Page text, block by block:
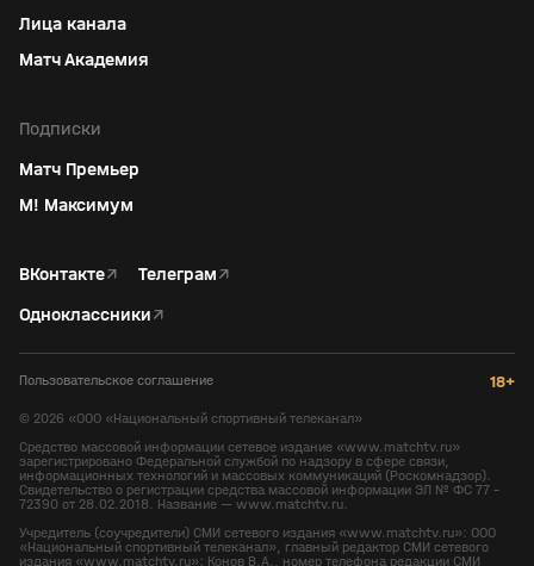
Лица канала
Матч Академия
Подписки
Матч Премьер
М! Максимум
ВКонтакте↗ Телеграм↗
Одноклассники↗
Пользовательское соглашение 18+
© 2026 «ООО «Национальный спортивный телеканал»
Средство массовой информации сетевое издание «www.matchtv.ru»
зарегистрировано Федеральной службой по надзору в сфере связи,
информационных технологий и массовых коммуникаций (Роскомнадзор).
Свидетельство о регистрации средства массовой информации ЭЛ № ФС 77 -
72390 от 28.02.2018. Название — www.matchtv.ru.
Учредитель (соучредители) СМИ сетевого издания «www.matchtv.ru»: ООО
«Национальный спортивный телеканал», главный редактор СМИ сетевого
издания «www.matchtv.ru»: Конов В.А., номер телефона редакции СМИ